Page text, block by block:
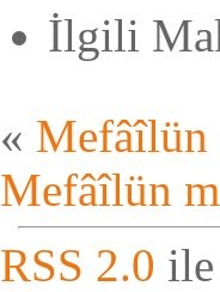
İlgili
« Mefâîlün
Mefâîlün
RSS 2.0